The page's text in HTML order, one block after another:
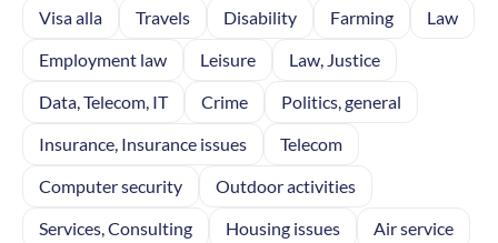
Visa alla Travels Disability Farming
Law
Employment law
Leisure
Law, Justice
Data, Telecom, IT
Crime
Politics, general
Insurance, Insurance issues
Telecom
Computer security
Outdoor activities
Services, Consulting
Housing issues
Air service